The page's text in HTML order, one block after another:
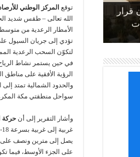
توقع المركز الوطني
الله تعالى – طقس شديد
الأمطار الرعدية من
تؤدي إلى جريان السيول
لتكوّن السحب الرعدية
في حين يستمر نشاط الرياح
الرؤية الأفقية على
والحدود الشمالية تمتد
سواحل منطقتي مكة
وأشار التقرير إلى أن حركة
يصل إلى مترين ونصف على
على الجزء الأوسط، فيما
قرار
(1247) إصابة